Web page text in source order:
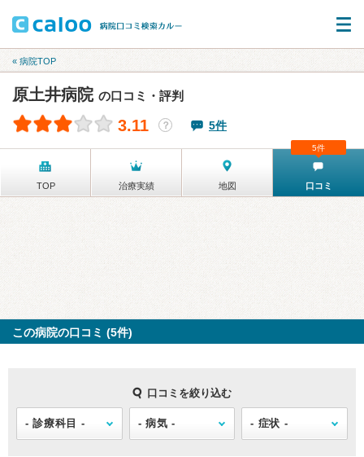
« 病院TOP
原土井病院 の口コミ・評判
3.11 ？ 5件
TOP 治療実績 地図 口コミ
5件
この病院の口コミ (5件)
口コミを絞り込む